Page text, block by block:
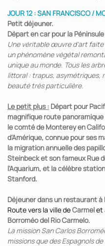
JOUR 12 : SAN FRANCISCO /
Petit déjeuner.
Départ en car pour la
Une véritable œuvre d’art
un phénomène végétal
unique au monde. Tous les
littoral : trapus, asymétriques,
beauté très particulière.
Le petit plus : Départ pour
magnifique route
le comté de Monterey en
d'Amérique, connue pour ses
la migration annuelle des
Steinbeck et son fameux Rue
l'Aquarium, et la célèbre
Stanford.
Déjeuner dans un restaurant à
Route vers la ville deCarmelet
Borroméo del Rio Carmelo.
La mission San Carlos
missions que des Espagnols